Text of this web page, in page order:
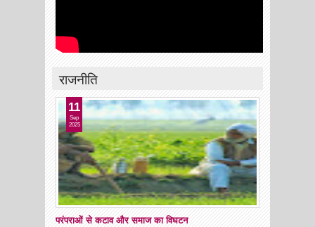
राजनीति
परंपराओं से कटाव और समाज का विघटन
11
Sep
2025